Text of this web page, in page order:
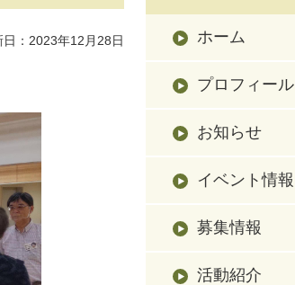
：2023年12月28日 ホーム
プロフィール
お知らせ
イベント情報
募集情報
活動紹介